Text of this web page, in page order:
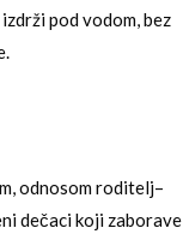
pod vodom, bez
odnosom roditelj–
dečaci koji zaborave